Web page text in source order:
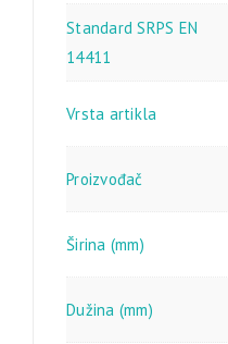
Standard SRPS EN
14411
Vrsta artikla
Proizvođač
Širina (mm)
Dužina (mm)